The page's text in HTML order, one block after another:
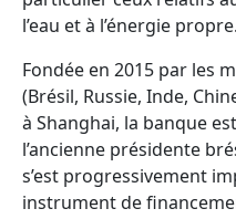
l’eau et à l’énergie propre.
Fondée en 2015 par les
(Brésil, Russie, Inde,
à Shanghai, la banque
l’ancienne présidente
s’est progressivement
instrument de